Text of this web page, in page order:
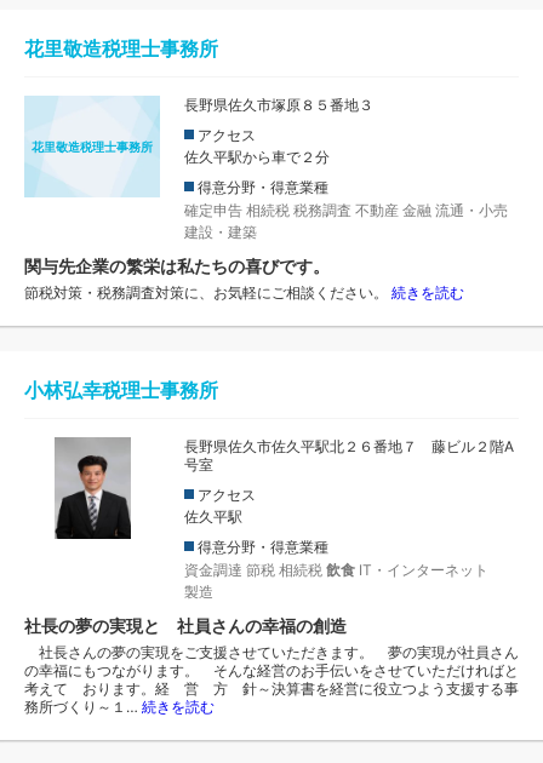
花里敬造税理士事務所
花里敬造税理士事務所
長野県佐久市塚原８５番地３
アクセス
佐久平駅から車で２分
得意分野・得意業種
確定申告 相続税 税務調査 不動産 金融 流通・小売
建設・建築
関与先企業の繁栄は私たちの喜びです。
節税対策・税務調査対策に、お気軽にご相談ください。 続きを読む
小林弘幸税理士事務所
長野県佐久市佐久平駅北２６番地７ 藤ビル２階A
号室
アクセス
佐久平駅
得意分野・得意業種
資金調達 節税 相続税 飲食 IT・インターネット
製造
社長の夢の実現と 社員さんの幸福の創造
社長さんの夢の実現をご支援させていただきます。 夢の実現が社員さん
の幸福にもつながります。 そんな経営のお手伝いをさせていただければと
考えて おります。経 営 方 針～決算書を経営に役立つよう支援する事
務所づくり～１… 続きを読む